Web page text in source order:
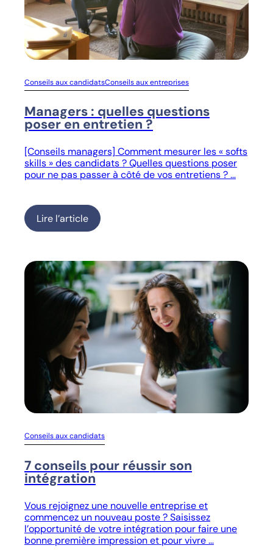
Conseils aux candidatsConseils aux entreprises
Managers : quelles questions
poser en entretien ?
[Conseils managers] Comment mesurer les « softs
skills » des candidats ? Quelles questions poser
pour ne pas passer à côté de vos entretiens ? …
Lire l’article
Conseils aux candidats
7 conseils pour réussir son
intégration
Vous rejoignez une nouvelle entreprise et
commencez un nouveau poste ? Saisissez
l’opportunité de votre intégration pour faire une
bonne première impression et pour vivre …